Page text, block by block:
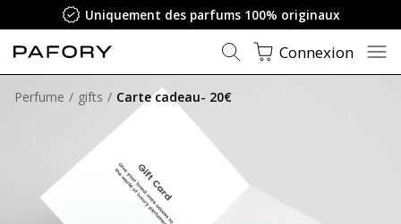
Uniquement des parfums 100% originaux
Connexion
Perfume gifts Carte cadeau- 20€